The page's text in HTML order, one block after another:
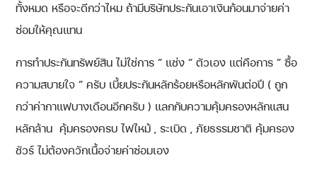
ทั้งหมด หรือจะดีกว่าไหม ถ้ามีบริษัทประกันเอาเงินก้อนมาจ่ายค่า
ซ่อมให้คุณแทน
การทำประกันทรัพย์สิน ไม่ใช่การ ” แช่ง ” ตัวเอง แต่คือการ ” ซื้อ
ความสบายใจ ” ครับ เบี้ยประกันหลักร้อยหรือหลักพันต่อปี ( ถูก
กว่าค่ากาแฟบางเดือนอีกครับ ) แลกกับความคุ้มครองหลักแสน
หลักล้าน คุ้มครองครบ ไฟไหม้ , ระเบิด , ภัยธรรมชาติ คุ้มครอง
ชัวร์ ไม่ต้องควักเนื้อจ่ายค่าซ่อมเอง